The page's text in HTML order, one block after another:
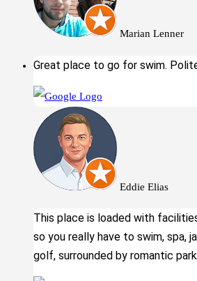
Marian Lenner
Great place to go for swim.
Eddie Elias
This place is loaded with
so you really have to swim, spa,
golf, surrounded by romantic